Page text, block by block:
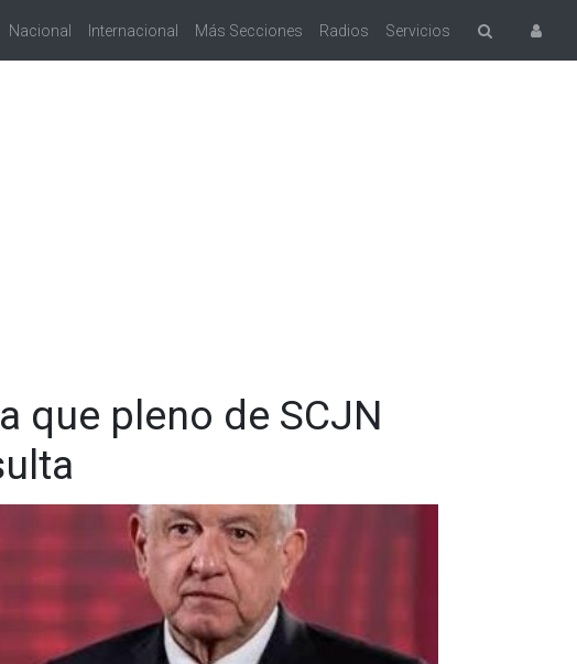
Nacional Internacional Más Secciones Radios Servicios
que pleno de SCJN